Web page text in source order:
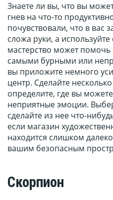
Знаете ли вы, что вы
гнев на что-то
почувствовали, что в вас
сложа руки, а
мастерство может помочь
самыми бурными или
вы приложите немного
центр. Сделайте
определите, где вы
неприятные эмоции.
сделайте из нее что-
если магазин
находится слишком
вашим безопасным
Скорпион